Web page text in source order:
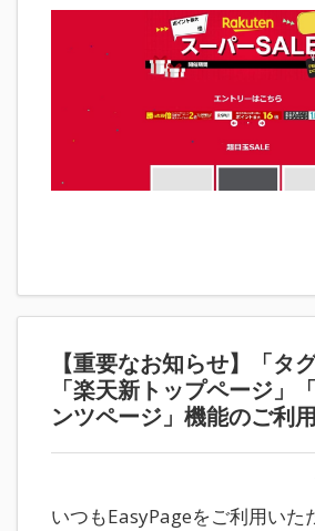
【重要なお知らせ】「タ
「楽天新トップページ」
ンツページ」機能のご利
いつもEasyPageをご利用いた